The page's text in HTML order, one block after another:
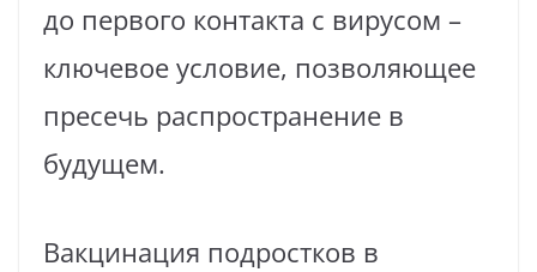
до первого контакта с вирусом –
ключевое условие, позволяющее
пресечь распространение в
будущем.
Вакцинация подростков в